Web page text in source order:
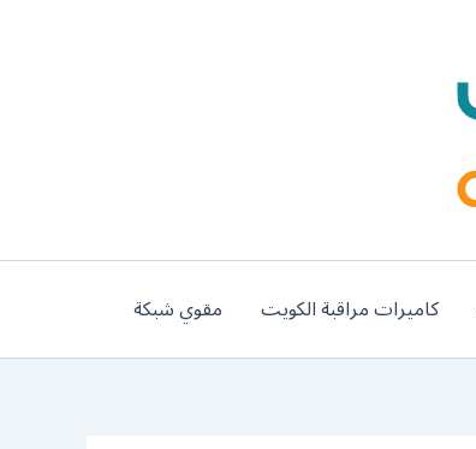
كاميرات مراقبة الكويت مقوي شبكة